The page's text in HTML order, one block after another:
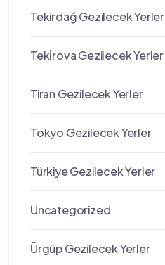
Tekirdağ Gezilecek Yerler
Teki̇rova Gezilecek Yerler
Tiran Gezilecek Yerler
Tokyo Gezilecek Yerler
Türkiye Gezilecek Yerler
Uncategorized
Ürgüp Gezilecek Yerler